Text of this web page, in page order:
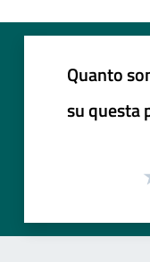
Quanto
su questa